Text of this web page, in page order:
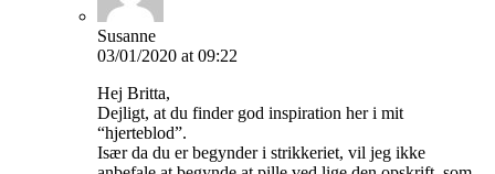
Susanne
03/01/2020 at 09:22
Hej Britta,
Dejligt, at du finder god inspiration her i mit
“hjerteblod”.
Især da du er begynder i strikkeriet, vil jeg ikke